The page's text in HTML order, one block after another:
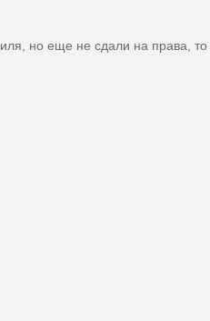
но еще не сдали на права,